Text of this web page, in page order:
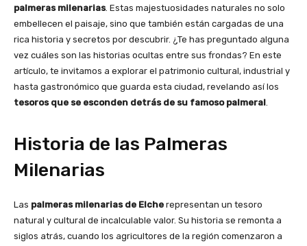
palmeras milenarias. Estas majestuosidades naturales no solo
embellecen el paisaje, sino que también están cargadas de una
rica historia y secretos por descubrir. ¿Te has preguntado alguna
vez cuáles son las historias ocultas entre sus frondas? En este
artículo, te invitamos a explorar el patrimonio cultural, industrial y
hasta gastronómico que guarda esta ciudad, revelando así los
tesoros que se esconden detrás de su famoso palmeral.
Historia de las Palmeras
Milenarias
Las palmeras milenarias de Elche representan un tesoro
natural y cultural de incalculable valor. Su historia se remonta a
siglos atrás, cuando los agricultores de la región comenzaron a